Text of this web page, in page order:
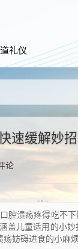
礼仪
速缓解妙招
论
腔溃疡疼得吃不
盖儿童适用的小
妨碍进食的小麻烦